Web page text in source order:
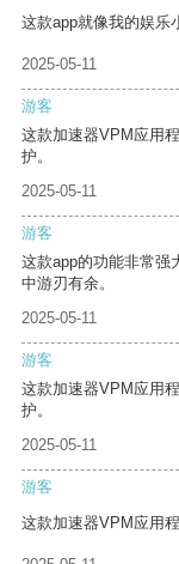
这款app就像我的娱乐
2025-05-11
游客
这款加速器VPM应用
护。
2025-05-11
游客
这款app的功能非常强
中游刃有余。
2025-05-11
游客
这款加速器VPM应用
护。
2025-05-11
游客
这款加速器VPM应用